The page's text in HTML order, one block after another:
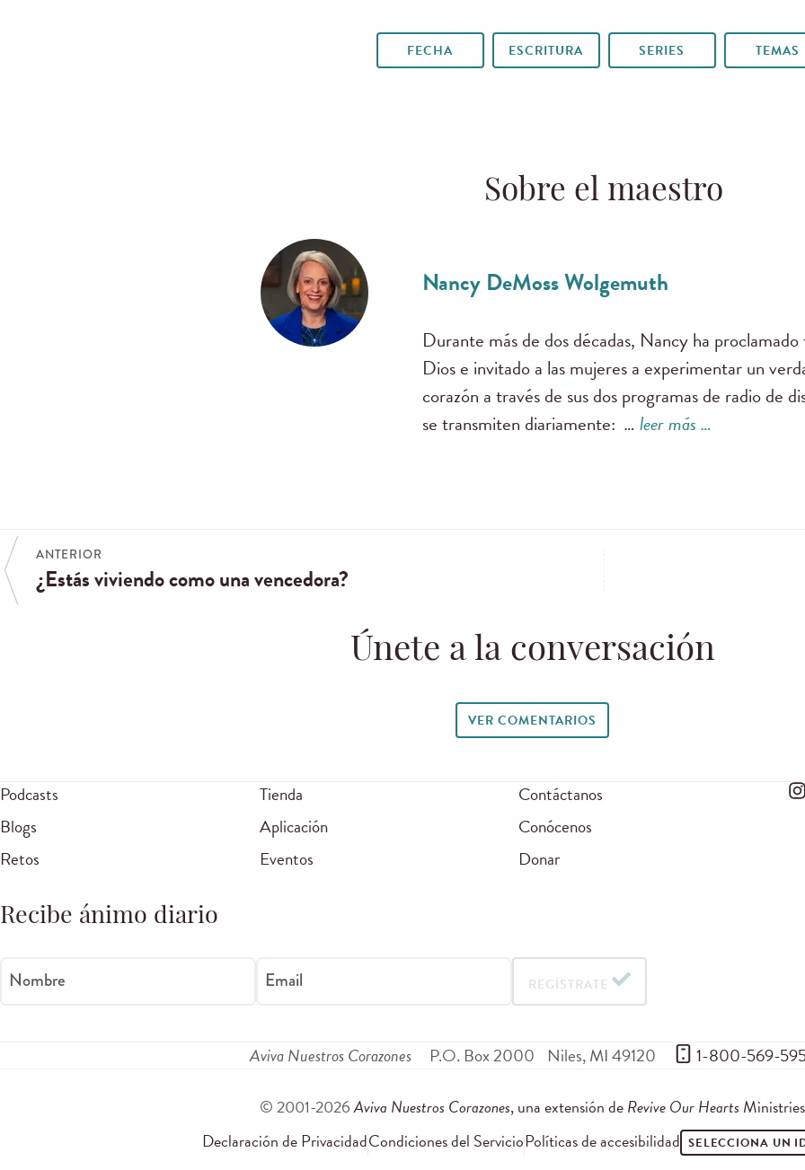
FECHA ESCRITURA SERIES TEMAS
Sobre el maestro
Nancy DeMoss Wolgemuth
Durante más de dos décadas, Nancy ha
Dios e invitado a las mujeres a experimentar un
corazón a través de sus dos programas de radio de
se transmiten diariamente: …leer más …
ANTERIOR
¿Estás viviendo como una vencedora?
Únete a la conversación
VER COMENTARIOS
Podcasts
Blogs
Retos
Tienda
Aplicación
Eventos
Contáctanos
Conócenos
Donar
Recibe ánimo diario
Nombre Email REGÍSTRATE
Aviva Nuestros Corazones P.O. Box 2000 Niles,MI49120 1-800-569-
© 2001-2026Aviva Nuestros Corazones, una extensión deRevive Our Hearts Ministries
Declaración de PrivacidadCondiciones del ServicioPolíticas de accesibilidad SELECCIONA UN